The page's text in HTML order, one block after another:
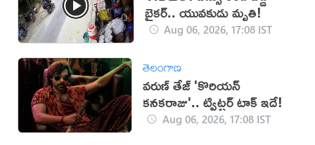
బైకర్.. యువకుడు మృతి!
Aug 06, 2026, 17:08 IST
తెలంగాణ
వరుణ్ తేజ్ 'కొరియన్
కనకరాజు'.. ట్విట్టర్ టాక్ ఇదే!
Aug 06, 2026, 17:08 IST